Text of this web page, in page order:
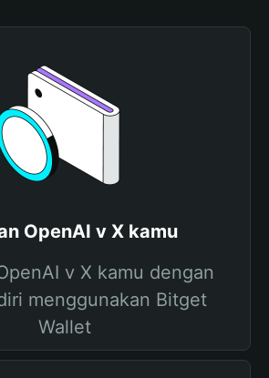
OpenAI v X kamu
v X kamu dengan
menggunakan Bitget
Wallet